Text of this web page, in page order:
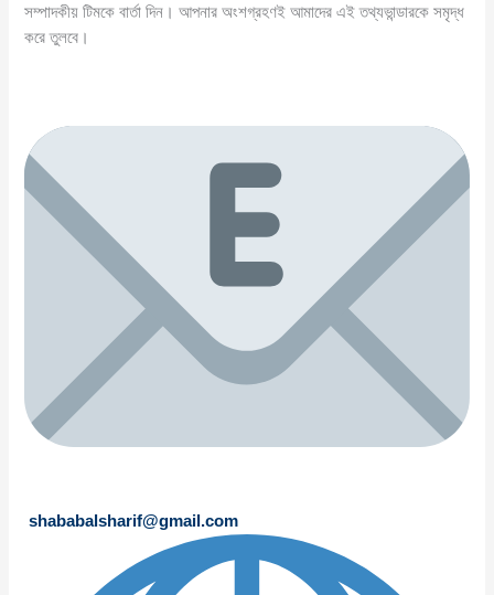
সম্পাদকীয় টিমকে বার্তা দিন। আপনার অংশগ্রহণই আমাদের এই তথ্যভান্ডারকে সমৃদ্ধ
করে তুলবে।
shababalsharif@gmail.com